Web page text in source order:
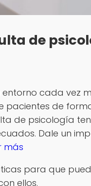
de
cada vez
de
de psicología
Dale un
más
para que
ellos.